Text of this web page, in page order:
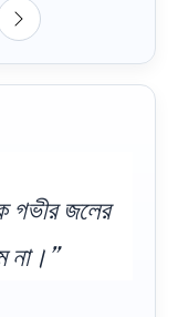
গভীর জলের
না।”